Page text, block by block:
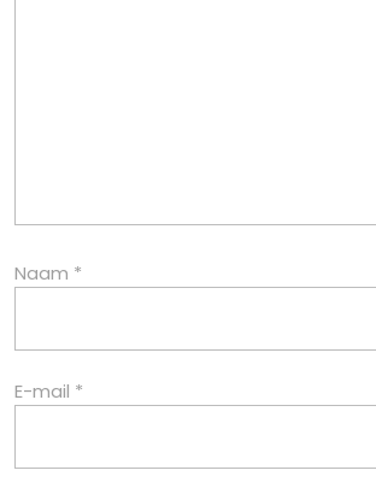
Naam *
E-mail *